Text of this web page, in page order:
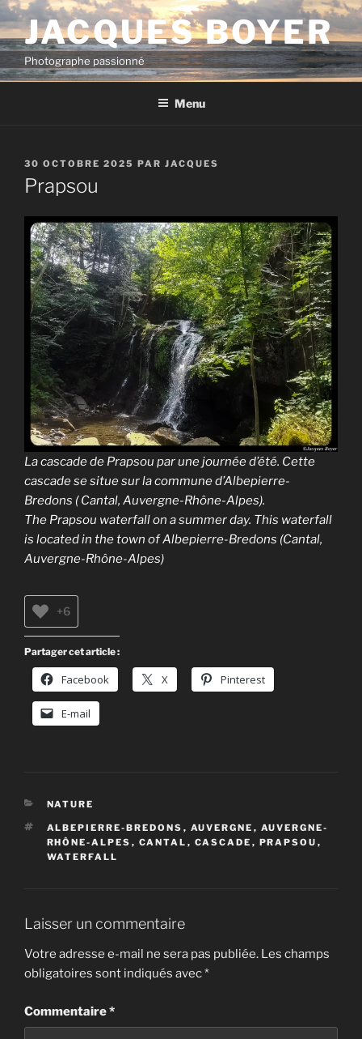
Aller
au
contenu
principal
JACQUES BOYER
Photographe passionné
Menu
PUBLIÉ
LE
30 OCTOBRE 2025 PAR JACQUES
Prapsou
La cascade de Prapsou par une journée d’été. Cette
cascade se situe sur la commune d’Albepierre-
Bredons ( Cantal, Auvergne-Rhône-Alpes).
The Prapsou waterfall on a summer day. This waterfall
is located in the town of Albepierre-Bredons (Cantal,
Auvergne-Rhône-Alpes)
+6
Partager cet article :
Facebook X Pinterest
E-mail
CATÉGORIES
NATURE
ÉTIQUETTES
ALBEPIERRE-BREDONS , AUVERGNE , AUVERGNE-
RHÔNE-ALPES , CANTAL , CASCADE , PRAPSOU ,
WATERFALL
Laisser un commentaire
Votre adresse e-mail ne sera pas publiée. Les champs
obligatoires sont indiqués avec*
Commentaire*